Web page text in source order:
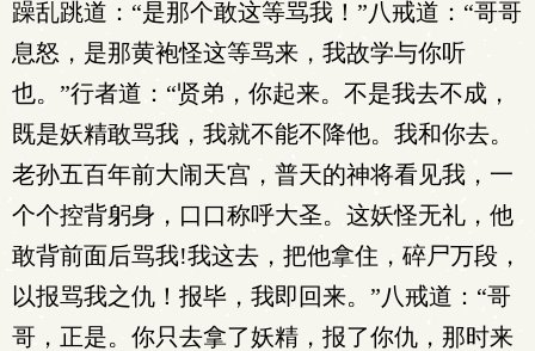
躁乱跳道：“是那个敢这等骂我！”八戒道：“哥哥
息怒，是那黄袍怪这等骂来，我故学与你听
也。”行者道：“贤弟，你起来。不是我去不成，
既是妖精敢骂我，我就不能不降他。我和你去。
老孙五百年前大闹天宫，普天的神将看见我，一
个个控背躬身，口口称呼大圣。这妖怪无礼，他
敢背前面后骂我!我这去，把他拿住，碎尸万段，
以报骂我之仇！报毕，我即回来。”八戒道：“哥
哥，正是。你只去拿了妖精，报了你仇，那时来